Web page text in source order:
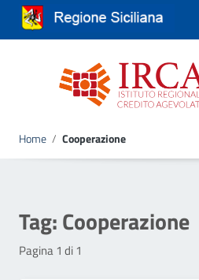
Vai ai contenuti
Vai al menu di navigazione
Vai al footer
Attiva / disattiva la navigazione
Home / Cooperazione
Tag:Cooperazione
Pagina 1 di 1